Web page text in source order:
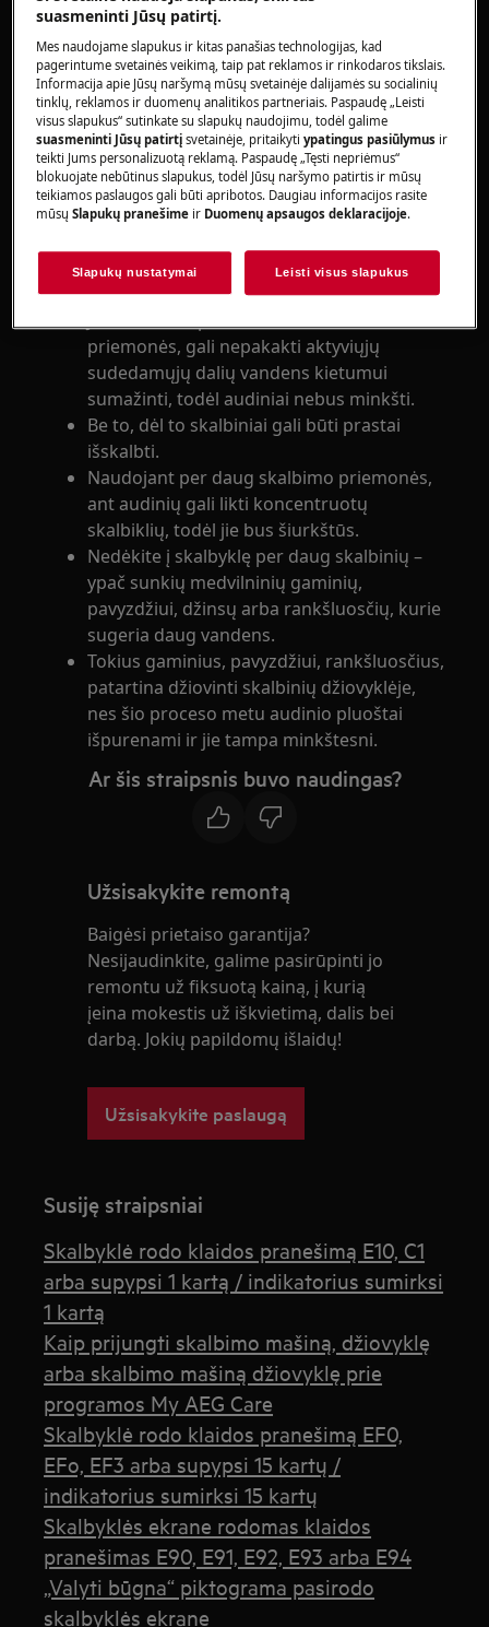
per priekį kraunamoms skalbyklėms
(įmontuojamoms ir atskirai pastatomoms)
per viršų kraunamoms skalbyklėms
Sprendimas:
1. Tikriausiai audiniai sustandėja arba
sukietėja, jei naudojamas netinkamas
skalbimo priemonės kiekis. Norėdami, kad
skalbiniai būtų išskalbti geriausiai,
vadovaukitės toliau pateiktais nurodymais.
priemonės, gali nepakakti aktyviųjų
sudedamųjų dalių vandens kietumui
sumažinti, todėl audiniai nebus minkšti.
Be to, dėl to skalbiniai gali būti prastai
išskalbti.
Naudojant per daug skalbimo priemonės,
ant audinių gali likti koncentruotų
skalbiklių, todėl jie bus šiurkštūs.
Nedėkite į skalbyklę per daug skalbinių –
ypač sunkių medvilninių gaminių,
pavyzdžiui, džinsų arba rankšluosčių, kurie
sugeria daug vandens.
Tokius gaminius, pavyzdžiui, rankšluosčius,
patartina džiovinti skalbinių džiovyklėje,
nes šio proceso metu audinio pluoštai
išpurenami ir jie tampa minkštesni.
Ar šis straipsnis buvo naudingas?
Užsisakykite remontą
Baigėsi prietaiso garantija?
Nesijaudinkite, galime pasirūpinti jo
remontu už fiksuotą kainą, į kurią
įeina mokestis už iškvietimą, dalis bei
darbą. Jokių papildomų išlaidų!
Užsisakykite paslaugą
Susiję straipsniai
Skalbyklė rodo klaidos pranešimą E10, C1
arba supypsi 1 kartą / indikatorius sumirksi
1 kartą
Kaip prijungti skalbimo mašiną, džiovyklę
arba skalbimo mašiną džiovyklę prie
programos My AEG Care
Skalbyklė rodo klaidos pranešimą EF0,
EFo, EF3 arba supypsi 15 kartų /
indikatorius sumirksi 15 kartų
Skalbyklės ekrane rodomas klaidos
pranešimas E90, E91, E92, E93 arba E94
„Valyti būgna“ piktograma pasirodo
skalbyklės ekrane
suasmeninti Jūsų patirtį.
Mes naudojame slapukus ir kitas panašias technologijas, kad
pagerintume svetainės veikimą, taip pat reklamos ir rinkodaros tikslais.
Informacija apie Jūsų naršymą mūsų svetainėje dalijamės su socialinių
tinklų, reklamos ir duomenų analitikos partneriais. Paspaudę „Leisti
visus slapukus“ sutinkate su slapukų naudojimu, todėl galime
suasmeninti Jūsų patirtįsvetainėje, pritaikytiypatingus pasiūlymus ir
teikti Jums personalizuotą reklamą. Paspaudę „Tęsti nepriėmus“
blokuojate nebūtinus slapukus, todėl Jūsų naršymo patirtis ir mūsų
teikiamos paslaugos gali būti apribotos. Daugiau informacijos rasite
mūsųSlapukų pranešime ir Duomenų apsaugos deklaracijoje.
Slapukų nustatymai Leisti visus slapukus